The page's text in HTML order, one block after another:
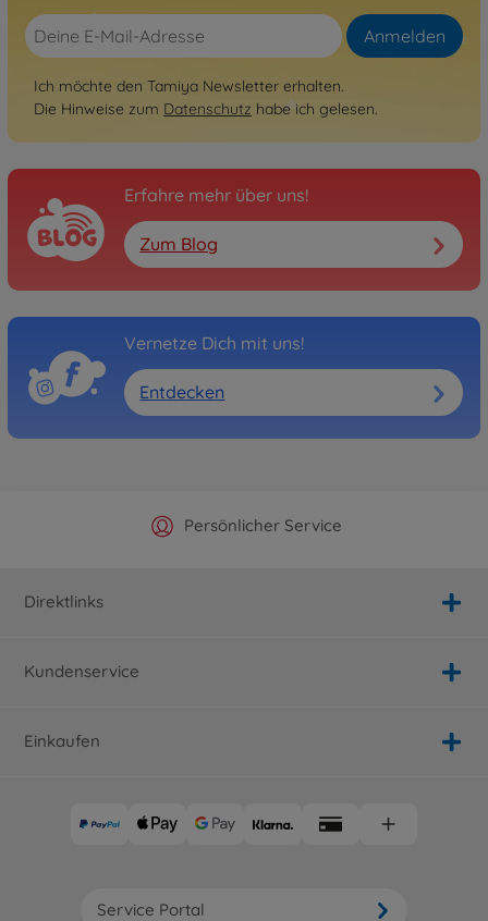
Anmelden
Ich möchte den Tamiya Newsletter erhalten.
Die Hinweise zum Datenschutz habe ich gelesen.
Erfahre mehr über uns!
Zum Blog
Vernetze Dich mit uns!
Entdecken
Offizieller Hersteller Shop
Persönlicher Service
Versandkostenfrei ab 25€
Schnelle Lieferung
Direktlinks
Kundenservice
Einkaufen
Service Portal